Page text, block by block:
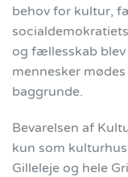
behov for kultur,
og fællesskab
mennesker
baggrunde.
Bevarelsen af
kun som
Gilleleje og hele